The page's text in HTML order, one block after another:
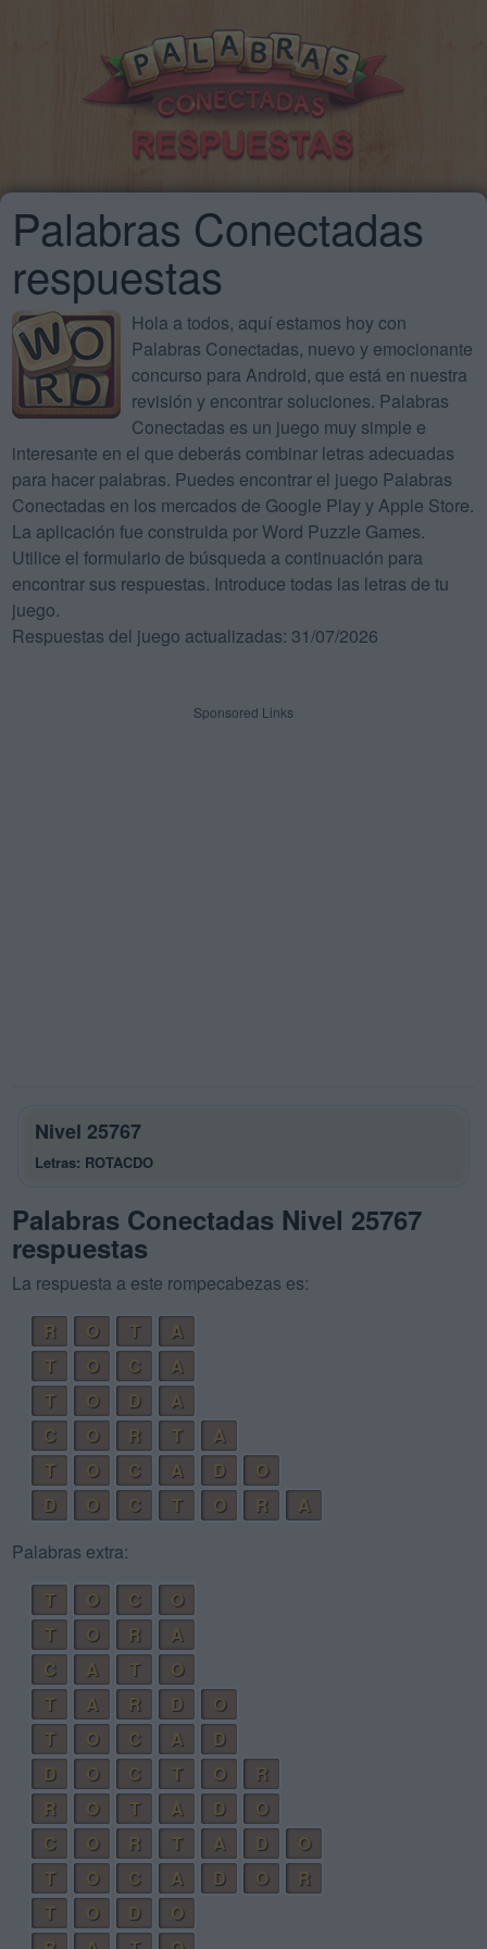
Palabras Conectadas
respuestas
Hola a todos, aquí estamos hoy con
Palabras Conectadas, nuevo y emocionante
concurso para Android, que está en nuestra
revisión y encontrar soluciones. Palabras
Conectadas es un juego muy simple e
interesante en el que deberás combinar letras adecuadas
para hacer palabras. Puedes encontrar el juego Palabras
Conectadas en los mercados de Google Play y Apple Store.
La aplicación fue construida por Word Puzzle Games.
Utilice el formulario de búsqueda a continuación para
encontrar sus respuestas. Introduce todas las letras de tu
juego.
Respuestas del juego actualizadas: 31/07/2026
Sponsored Links
Nivel 25767
Letras: ROTACDO
Palabras Conectadas Nivel 25767
respuestas
La respuesta a este rompecabezas es:
R
O T
A
T
O C
A
T
O D
A
C
O R T
A
T
O C A D
O
D
O C T O R
A
Palabras extra:
T
O C
O
T
O R
A
C
A T
O
T
A R D
O
T
O C A
D
D
O C T O
R
R
O T A D
O
C
O R T A D
O
T
O C A D O
R
T
O D
O